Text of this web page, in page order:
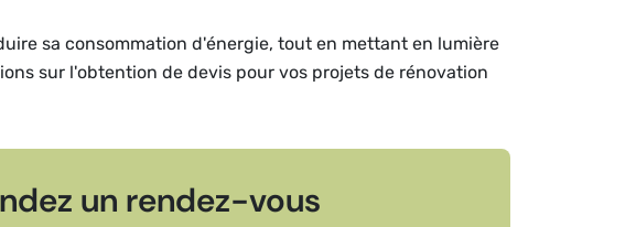
sa consommation d'énergie, tout en mettant en lumière
sur l'obtention de devis pour vos projets de rénovation
un rendez-vous